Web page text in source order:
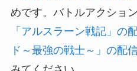
めです。バトルアクショ
「アルスラーン戦記」の
ド～最強の戦士～」の配